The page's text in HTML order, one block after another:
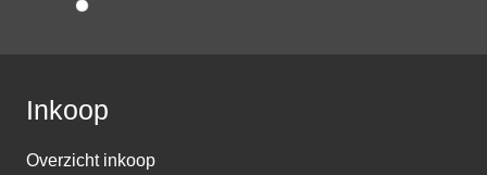
Inkoop
Overzicht inkoop